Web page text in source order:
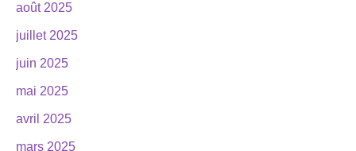
août 2025
juillet 2025
juin 2025
mai 2025
avril 2025
mars 2025